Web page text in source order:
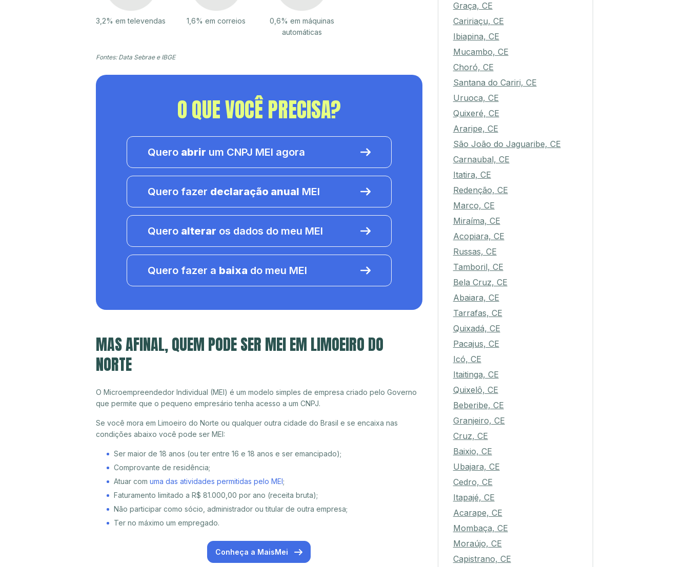
3,2% em televendas 1,6% em correios
0,6% em máquinas
automáticas
Fontes: Data Sebrae e IBGE
O QUE VOCÊ PRECISA?
Quero abrir um CNPJ MEI agora
Quero fazer declaração anual MEI
Quero alterar os dados do meu MEI
Quero fazer a baixa do meu MEI
MAS AFINAL, QUEM PODE SER MEI EM LIMOEIRO DO
NORTE
O Microempreendedor Individual (MEI) é um modelo simples de empresa criado pelo Governo
que permite que o pequeno empresário tenha acesso a um CNPJ.
Se você mora em Limoeiro do Norte ou qualquer outra cidade do Brasil e se encaixa nas
condições abaixo você pode ser MEI:
Ser maior de 18 anos (ou ter entre 16 e 18 anos e ser emancipado);
Comprovante de residência;
Atuar com uma das atividades permitidas pelo MEI;
Faturamento limitado a R$ 81.000,00 por ano (receita bruta);
Não participar como sócio, administrador ou titular de outra empresa;
Ter no máximo um empregado.
Conheça a MaisMei
Graça, CE
Caririaçu, CE
Ibiapina, CE
Mucambo, CE
Choró, CE
Santana do Cariri, CE
Uruoca, CE
Quixeré, CE
Araripe, CE
São João do Jaguaribe, CE
Carnaubal, CE
Itatira, CE
Redenção, CE
Marco, CE
Miraíma, CE
Acopiara, CE
Russas, CE
Tamboril, CE
Bela Cruz, CE
Abaiara, CE
Tarrafas, CE
Quixadá, CE
Pacajus, CE
Icó, CE
Itaitinga, CE
Quixelô, CE
Beberibe, CE
Granjeiro, CE
Cruz, CE
Baixio, CE
Ubajara, CE
Cedro, CE
Itapajé, CE
Acarape, CE
Mombaça, CE
Moraújo, CE
Capistrano, CE